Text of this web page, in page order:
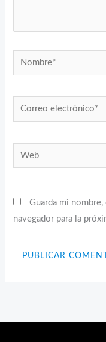
Nombre*
Correo
electrónico*
Web
Guarda mi
navegador para la